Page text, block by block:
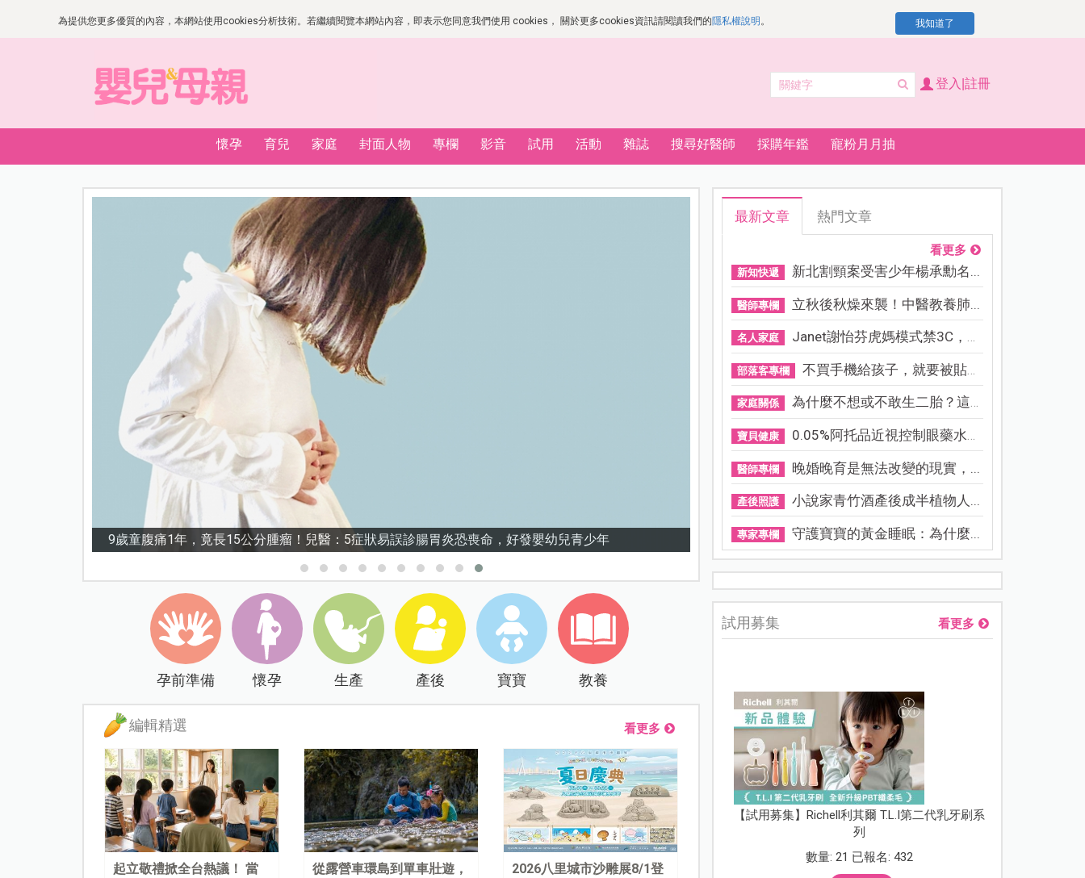
為提供您更多優質的內容，本網站使用cookies分析技術。若繼續閱覽本網站內容，即表示您同意我們使用 cookies， 關於更多cookies資訊請閱讀我們的隱私權說明 。 我知道了
登入|註冊
懷孕 育兒 家庭 封面人物 專欄 影音 試用 活動 雜誌 搜尋好醫師 採購年鑑 寵粉月月抽
9歲童腹痛1年，竟長15公分腫瘤！兒醫：5症狀易誤診腸胃炎恐喪命，好發嬰幼兒青少年 謝沛恩︱挺孕肚甜喊「想生五個」！孕期照樣睡地板，甜曝老公
孕前準備 懷孕 生產 產後 寶寶 教養
編輯精選 看更多
起立敬禮掀全台熱議！ 當
從露營車環島到單車壯遊，
2026八里城市沙雕展8/1登
最新文章 熱門文章
看更多
新知快遞 新北割頸案受害少年楊承勳名...
醫師專欄 立秋後秋燥來襲！中醫教養肺...
名人家庭 Janet謝怡芬虎媽模式禁3C，看...
部落客專欄 不買手機給孩子，就要被貼「...
家庭關係 為什麼不想或不敢生二胎？這8...
寶貝健康 0.05%阿托品近視控制眼藥水納...
醫師專欄 晚婚晚育是無法改變的現實，...
產後照護 小說家青竹酒產後成半植物人...
專家專欄 守護寶寶的黃金睡眠：為什麼...
試用募集 看更多
【試用募集】Richell利其爾 T.L.I第二代乳牙刷系
列
數量: 21 已報名: 432